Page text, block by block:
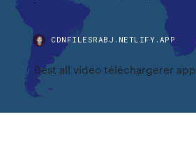
CDNFILESRABJ.NETLIFY.APP
Best all video téléchargerer app